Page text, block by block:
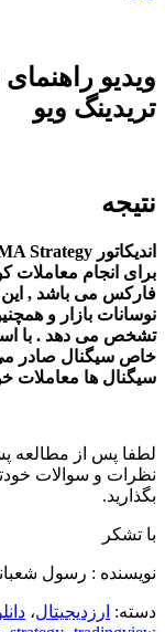
ویدیو
تریدینگ ویو
نتیجه
برای انجام معاملات
نوسانات بازار و
خاص سیگنال صادر می
سیگنال ها معاملات
نظرات و سوالات
بگذارید.
با تشکر
نویسنده : رسول
دسته: ارزدیجیتال،